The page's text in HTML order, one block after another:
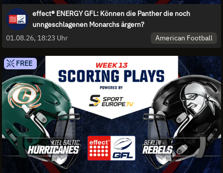
effect® ENERGY GFL: Können die Panther die noch
unngeschlagenen Monarchs ärgern?
01.08.26, 18:23 Uhr
American Football
FREE